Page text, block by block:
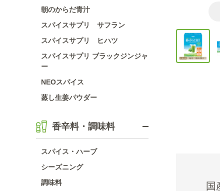
朝のからだ青汁
スパイスサプリ サフラン
スパイスサプリ ヒハツ
スパイスサプリ ブラックジンジャ
ー
NEOスパイス
蒸し生姜パウダー
香辛料・調味料
スパイス・ハーブ
シーズニング
調味料
国